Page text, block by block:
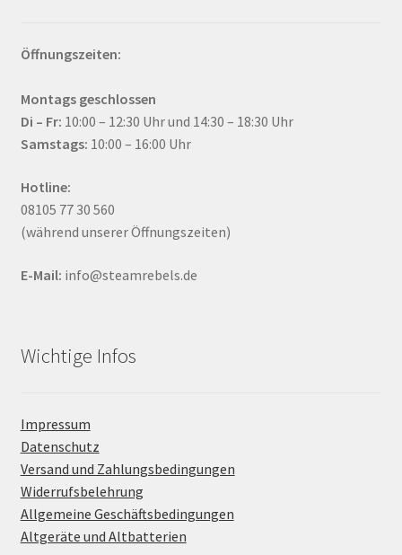
Öffnungszeiten:
Montags geschlossen
Di – Fr: 10:00 – 12:30 Uhr und 14:30 – 18:30 Uhr
Samstags: 10:00 – 16:00 Uhr
Hotline:
08105 77 30 560
(während unserer Öffnungszeiten)
E-Mail: info@steamrebels.de
Wichtige Infos
Impressum
Datenschutz
Versand und Zahlungsbedingungen
Widerrufsbelehrung
Allgemeine Geschäftsbedingungen
Altgeräte und Altbatterien